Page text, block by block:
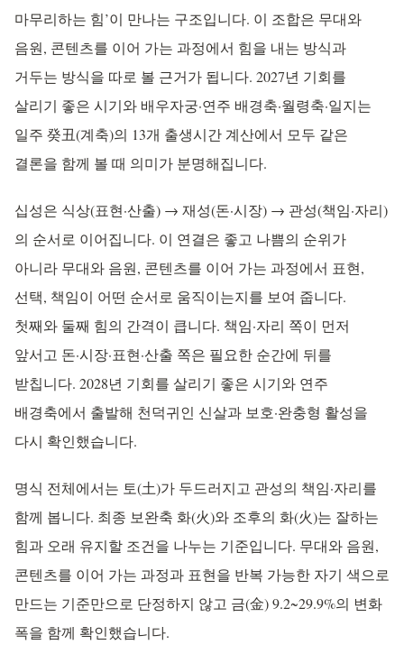
마무리하는 힘’이 만나는 구조입니다. 이 조합은 무대와
음원, 콘텐츠를 이어 가는 과정에서 힘을 내는 방식과
거두는 방식을 따로 볼 근거가 됩니다. 2027년 기회를
살리기 좋은 시기와 배우자궁·연주 배경축·월령축·일지는
일주 癸丑(계축)의 13개 출생시간 계산에서 모두 같은
결론을 함께 볼 때 의미가 분명해집니다.
십성은 식상(표현·산출) → 재성(돈·시장) → 관성(책임·자리)
의 순서로 이어집니다. 이 연결은 좋고 나쁨의 순위가
아니라 무대와 음원, 콘텐츠를 이어 가는 과정에서 표현,
선택, 책임이 어떤 순서로 움직이는지를 보여 줍니다.
첫째와 둘째 힘의 간격이 큽니다. 책임·자리 쪽이 먼저
앞서고 돈·시장·표현·산출 쪽은 필요한 순간에 뒤를
받칩니다. 2028년 기회를 살리기 좋은 시기와 연주
배경축에서 출발해 천덕귀인 신살과 보호·완충형 활성을
다시 확인했습니다.
명식 전체에서는 토(土)가 두드러지고 관성의 책임·자리를
함께 봅니다. 최종 보완축 화(火)와 조후의 화(火)는 잘하는
힘과 오래 유지할 조건을 나누는 기준입니다. 무대와 음원,
콘텐츠를 이어 가는 과정과 표현을 반복 가능한 자기 색으로
만드는 기준만으로 단정하지 않고 금(金) 9.2~29.9%의 변화
폭을 함께 확인했습니다.